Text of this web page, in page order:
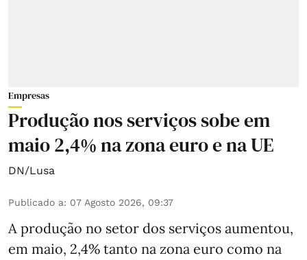
Empresas
Produção nos serviços sobe em
maio 2,4% na zona euro e na UE
DN/Lusa
Publicado a: 07 Agosto 2026, 09:37
A produção no setor dos serviços aumentou,
em maio, 2,4% tanto na zona euro como na